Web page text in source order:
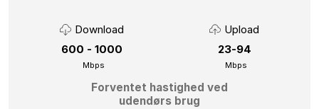
Download
600 - 1000
Mbps
Upload
23-94
Mbps
Forventet hastighed ved
udendørs brug